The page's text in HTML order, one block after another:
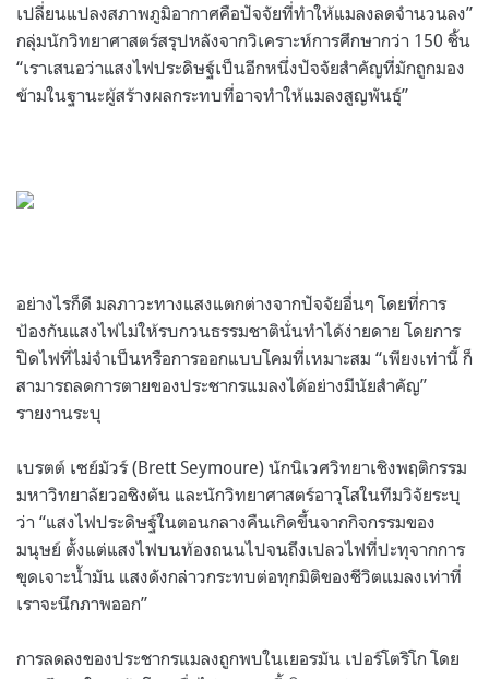
เปลี่ยนแปลงสภาพภูมิอากาศคือปัจจัยที่ทำให้แมลงลดจำนวนลง”
กลุ่มนักวิทยาศาสตร์สรุปหลังจากวิเคราะห์การศึกษากว่า 150 ชิ้น
“เราเสนอว่าแสงไฟประดิษฐ์เป็นอีกหนึ่งปัจจัยสำคัญที่มักถูกมอง
ข้ามในฐานะผู้สร้างผลกระทบที่อาจทำให้แมลงสูญพันธุ์”
อย่างไรก็ดี มลภาวะทางแสงแตกต่างจากปัจจัยอื่นๆ โดยที่การ
ป้องกันแสงไฟไม่ให้รบกวนธรรมชาตินั่นทำได้ง่ายดาย โดยการ
ปิดไฟที่ไม่จำเป็นหรือการออกแบบโคมที่เหมาะสม “เพียงเท่านี้ ก็
สามารถลดการตายของประชากรแมลงได้อย่างมีนัยสำคัญ”
รายงานระบุ
เบรตต์ เซย์มัวร์ (Brett Seymoure) นักนิเวศวิทยาเชิงพฤติกรรม
มหาวิทยาลัยวอชิงตัน และนักวิทยาศาสตร์อาวุโสในทีมวิจัยระบุ
ว่า “แสงไฟประดิษฐ์ในตอนกลางคืนเกิดขึ้นจากกิจกรรมของ
มนุษย์ ตั้งแต่แสงไฟบนท้องถนนไปจนถึงเปลวไฟที่ปะทุจากการ
ขุดเจาะน้ำมัน แสงดังกล่าวกระทบต่อทุกมิติของชีวิตแมลงเท่าที่
เราจะนึกภาพออก”
การลดลงของประชากรแมลงถูกพบในเยอรมัน เปอร์โตริโก โดย